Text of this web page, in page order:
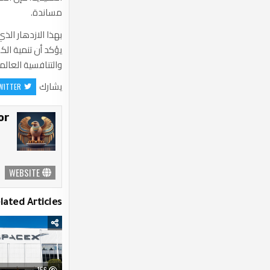
مساندة.
بهذا الازدهار
يؤكد أن تنمية
والتنافسية
يشارك
WEBSITE
Articles